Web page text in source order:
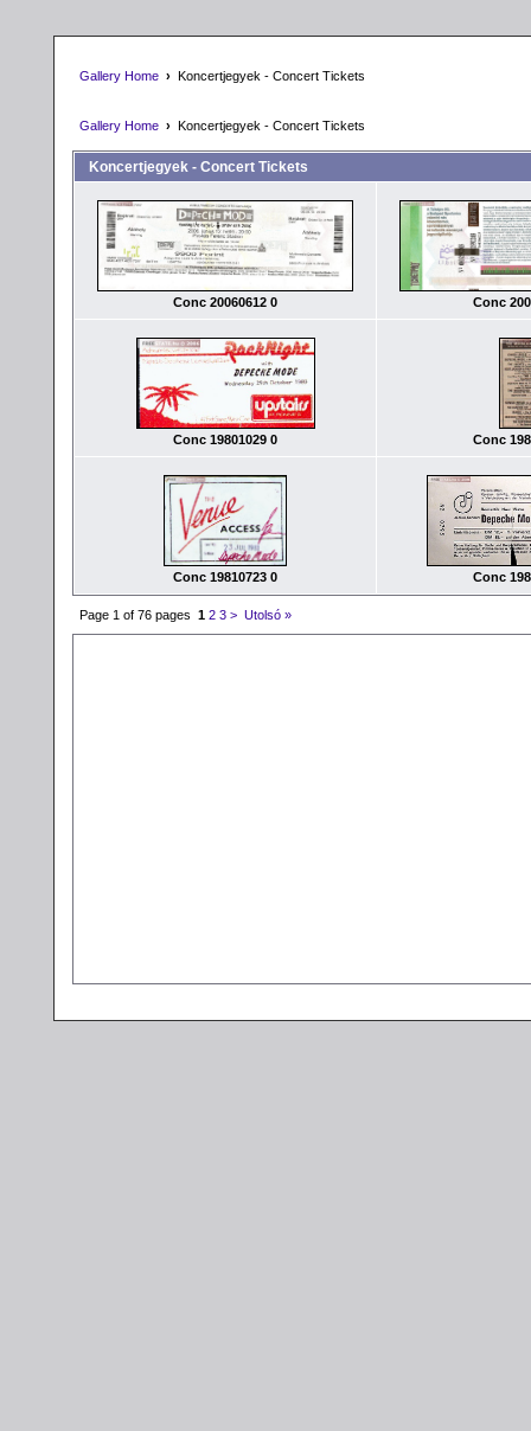
Gallery Home › Koncertjegyek - Concert Tickets
Gallery Home › Koncertjegyek - Concert Tickets
Koncertjegyek - Concert Tickets
Conc 20060612 0 Conc
Conc 19801029 0 Conc
Conc 19810723 0 Conc
Page 1 of 76 pages 1 2 3 > Utolsó »